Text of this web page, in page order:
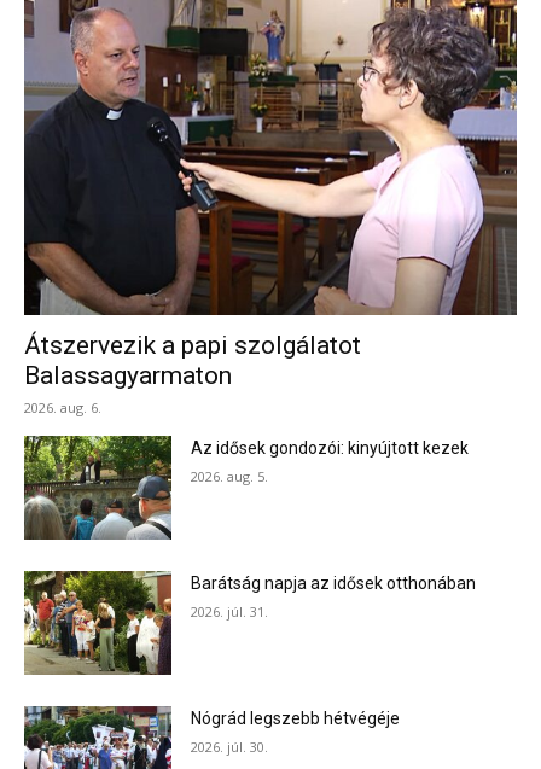
Átszervezik a papi szolgálatot
Balassagyarmaton
2026. aug. 6.
Az idősek gondozói: kinyújtott kezek
2026. aug. 5.
Barátság napja az idősek otthonában
2026. júl. 31.
Nógrád legszebb hétvégéje
2026. júl. 30.